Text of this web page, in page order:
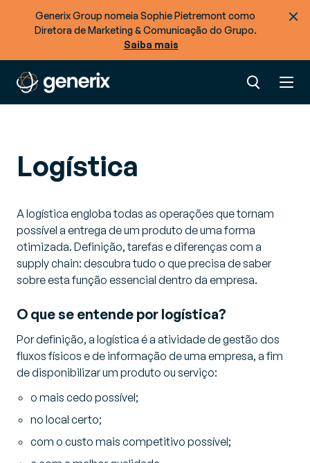
Generix Group nomeia Sophie Pietremont como
Diretora de Marketing & Comunicação do Grupo.
Saiba mais
Logística
A logística engloba todas as operações que tornam
possível a entrega de um produto de uma forma
otimizada. Definição, tarefas e diferenças com a
supply chain: descubra tudo o que precisa de saber
sobre esta função essencial dentro da empresa.
O que se entende por logística?
Por definição, a logística é a atividade de gestão dos
fluxos físicos e de informação de uma empresa, a fim
de disponibilizar um produto ou serviço:
o mais cedo possível;
no local certo;
com o custo mais competitivo possível;